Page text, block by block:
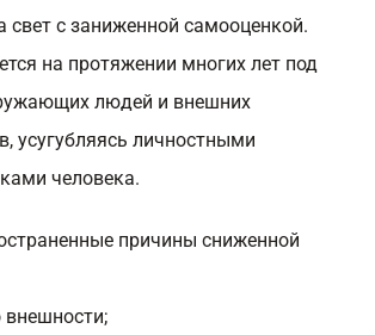
свет с заниженной самооценкой.
на протяжении многих лет под
людей и внешних
усугубляясь личностными
человека.
причины сниженной